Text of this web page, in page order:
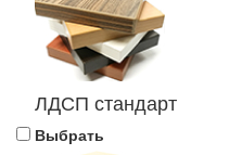
ЛДСП стандарт
Выбрать